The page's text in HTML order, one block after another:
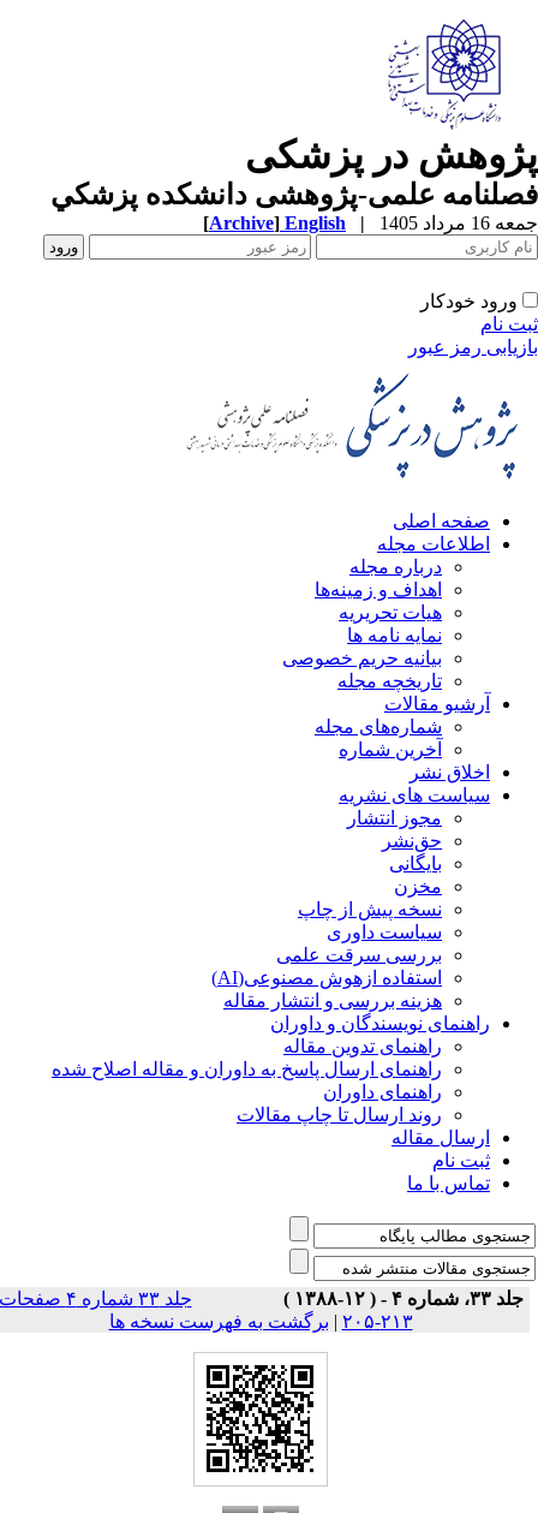
در پزشکی
علمی-پژوهشی دانشکده پزشکي
مرداد 1405 |
English
[Archive]
ورود خودکار
نام
رمز عبور
صفحه اصلی
اطلاعات مجله
درباره مجله
اهداف و زمینه‌ها
هیات تحریریه
نمایه نامه ها
بیانیه حریم خصوصی
تاریخچه مجله
آرشیو مقالات
شماره‌های مجله
آخرین شماره
اخلاق نشر
سیاست های نشریه
مجوز انتشار
حق‌نشر
بایگانی
مخزن
نسخه پیش از چاپ
سیاست داوری
بررسی سرقت علمی
استفاده ازهوش مصنوعی(AI)
هزینه بررسی و انتشار مقاله
راهنمای نویسندگان و داوران
راهنمای تدوین مقاله
راهنمای ارسال پاسخ به داوران و مقاله اصلاح شده
راهنمای داوران
روند ارسال تا چاپ مقالات
ارسال مقاله
ثبت نام
تماس با ما
جلد ۳۳، شماره ۴ - ( ۱۲-۱۳۸۸ )
جلد ۳۳ شماره ۴ صفحات
۲۱۳-۲۰۵
|برگشت به فهرست نسخه ها